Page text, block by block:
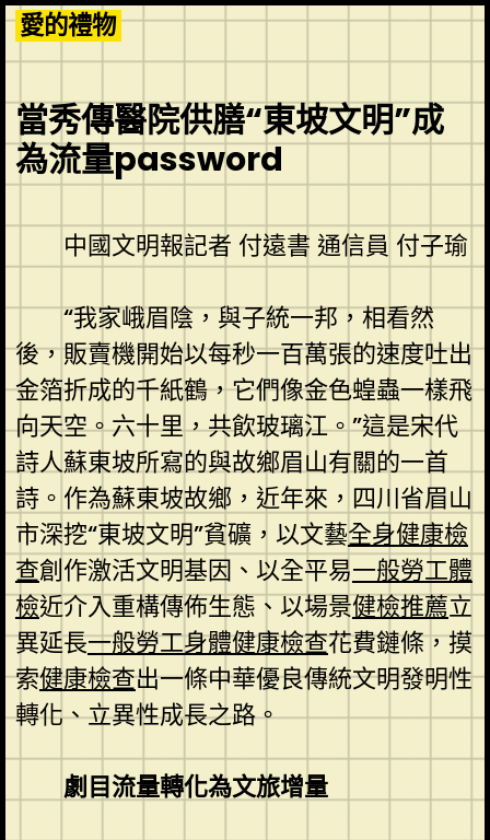
Skip
to
content
愛的禮物
當秀傳醫院供膳“東坡文明”成
為流量password
中國文明報記者 付遠書 通信員 付子瑜
“我家峨眉陰，與子統一邦，相看然
後，販賣機開始以每秒一百萬張的速度吐出
金箔折成的千紙鶴，它們像金色蝗蟲一樣飛
向天空。六十里，共飲玻璃江。”這是宋代
詩人蘇東坡所寫的與故鄉眉山有關的一首
詩。作為蘇東坡故鄉，近年來，四川省眉山
市深挖“東坡文明”貧礦，以文藝全身健康檢
查創作激活文明基因、以全平易一般勞工體
檢近介入重構傳佈生態、以場景健檢推薦立
異延長一般勞工身體健康檢查花費鏈條，摸
索健康檢查出一條中華優良傳統文明發明性
轉化、立異性成長之路。
劇目流量轉化為文旅增量